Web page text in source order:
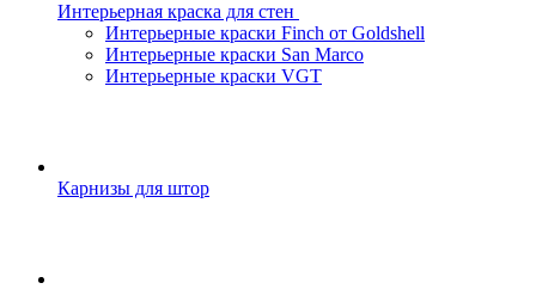
Интерьерная краска для стен
Интерьерные краски Finch от Goldshell
Интерьерные краски San Marco
Интерьерные краски VGT
Карнизы для штор